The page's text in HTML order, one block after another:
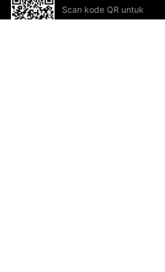
Scan kode QR untuk
mengunduh sekarang!